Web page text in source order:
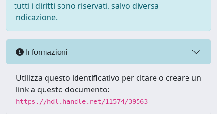
tutti i diritti sono riservati, salvo diversa
indicazione.
Informazioni
Utilizza questo identificativo per citare o creare un
link a questo documento:
https://hdl.handle.net/11574/39563